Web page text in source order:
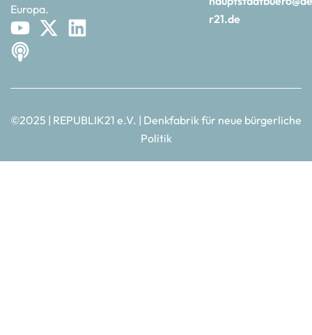
Europa.
r21.de
©2025 | REPUBLIK21 e.V. | Denkfabrik für neue bürgerliche
Politik